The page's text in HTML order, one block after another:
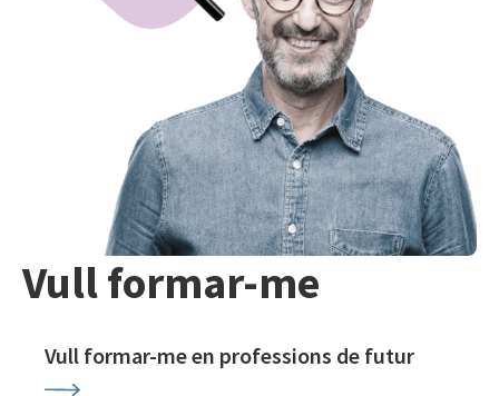
Vull formar-me
Vull formar-me en professions de futur